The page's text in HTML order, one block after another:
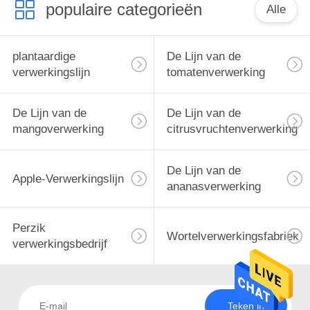
Perzik
verwerkingsbedrijf
22
populaire categorieën Alle
plantaardige
verwerkingslijn
De Lijn van de
tomatenverwerking
De Lijn van de
mangoverwerking
De Lijn van de
citrusvruchtenverwerking
Apple-Verwerkingslijn
De Lijn van de
ananasverwerking
Perzik
verwerkingsbedrijf
Wortelverwerkingsfabriek
Teken in